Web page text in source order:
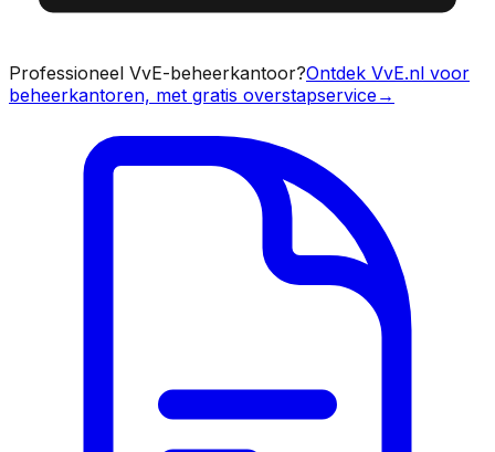
Professioneel VvE-beheerkantoor?Ontdek VvE.nl voor
beheerkantoren, met gratis overstapservice→